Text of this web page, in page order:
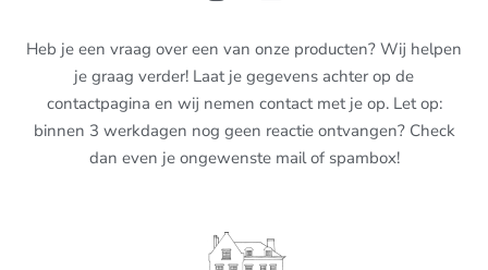
Heb je een vraag over een van onze producten? Wij helpen
je graag verder! Laat je gegevens achter op de
contactpagina en wij nemen contact met je op. Let op:
binnen 3 werkdagen nog geen reactie ontvangen? Check
dan even je ongewenste mail of spambox!